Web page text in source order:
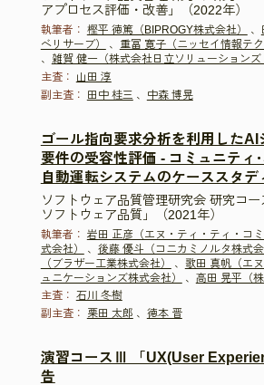
アプロセス評価・改善」（2022年）
執筆者： 樫平 徳篤（BIPROGY株式会社） 、
ベリサーブ）
、 重冨 寛子（ニッセイ情報テ
、 雑賀 健一（株式会社日立ソリューションズ
主査：
山田 淳
副主査：
田中 桂三 、 中森 博晃
ゴール指向要求分析を利用したAI
要件の受容性評価 - コミュニティ
自動運転システムのケーススタデ
ソフトウェア品質管理研究会 研究コ
ソフトウェア品質」（2021年）
執筆者： 岩田 正彦（エヌ・ティ・ティ・コ
式会社）
、 後藤 優斗（コニカミノルタ株式会
（ブラザー工業株式会社）
、 歌田 真帆（エ
ュニケーションズ株式会社）
、 高田 晃平（
主査： 石川 冬樹
副主査：
栗田 太郎 、 徳本 晋
演習コースⅢ 「UX(User
告